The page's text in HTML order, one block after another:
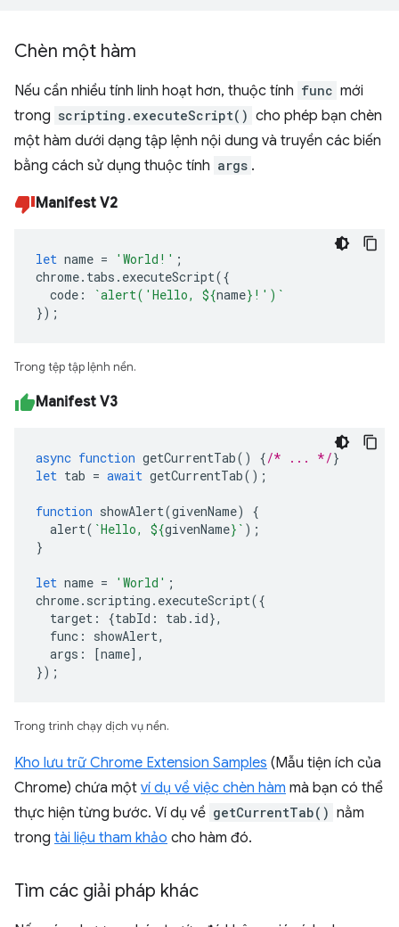
Chèn một hàm
Nếu cần nhiều tính linh hoạt hơn, thuộc tính func mới
trong scripting.executeScript() cho phép bạn chèn
một hàm dưới dạng tập lệnh nội dung và truyền các biến
bằng cách sử dụng thuộc tính args .
Manifest V2
let name = 'World!' ;
chrome. tabs . executeScript({
code : `alert('Hello, ${name} !')`
});
Trong tệp tập lệnh nền.
Manifest V3
async function getCurrentTab() {/* ... */}
let tab = await getCurrentTab();
function showAlert(givenName)
{
alert( `Hello, ${givenName} ` );
}
let name = 'World' ;
chrome. scripting . executeScript({
target : {tabId : tab . id},
func : showAlert,
args : [name],
});
Trong trình chạy dịch vụ nền.
Kho lưu trữ Chrome Extension Samples (Mẫu tiện ích của
Chrome) chứa một ví dụ về việc chèn hàm mà bạn có thể
thực hiện từng bước. Ví dụ về getCurrentTab() nằm
trong tài liệu tham khảo cho hàm đó.
Tìm các giải pháp khác